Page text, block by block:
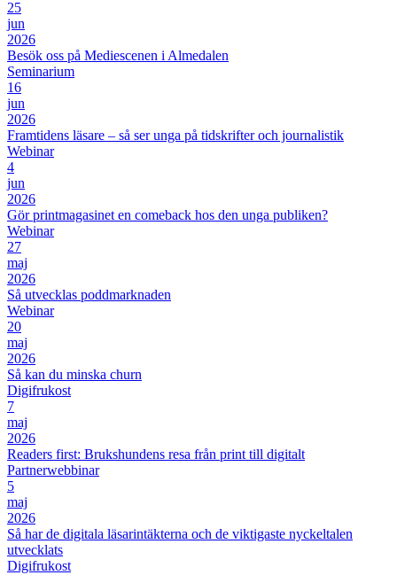
25
jun
2026
Besök oss på Mediescenen i Almedalen
Seminarium
16
jun
2026
Framtidens läsare – så ser unga på tidskrifter och journalistik
Webinar
4
jun
2026
Gör printmagasinet en comeback hos den unga publiken?
Webinar
27
maj
2026
Så utvecklas poddmarknaden
Webinar
20
maj
2026
Så kan du minska churn
Digifrukost
7
maj
2026
Readers first: Brukshundens resa från print till digitalt
Partnerwebbinar
5
maj
2026
Så har de digitala läsarintäkterna och de viktigaste nyckeltalen
utvecklats
Digifrukost